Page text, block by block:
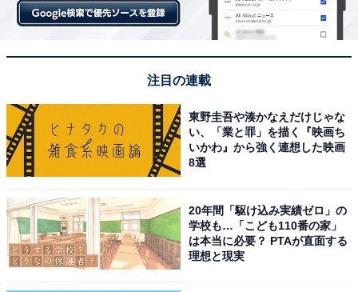
注目の連載
東野圭吾や湊かなえだけじゃな
い、「業と罪」を描く『映画ち
いかわ』から強く連想した映画
8選
20年間「駆け込み実績ゼロ」の
学校も…「こども110番の家」
は本当に必要？ PTAが直面する
理想と現実